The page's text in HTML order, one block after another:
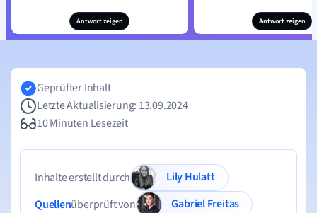
Antwort zeigen Antwort zeigen
Geprüfter Inhalt
Letzte Aktualisierung: 13.09.2024
10 Minuten Lesezeit
Inhalte erstellt durch
Lily Hulatt
Quellenüberprüft von
Gabriel Freitas